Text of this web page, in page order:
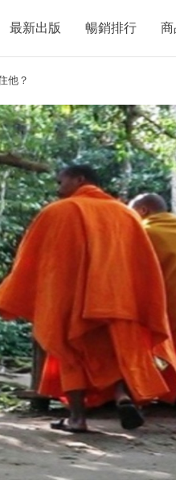
最新出版 暢銷排行 商
他？